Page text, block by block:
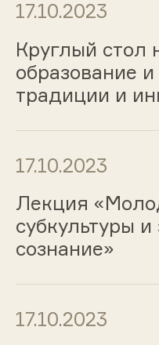
17.10.2023
Круглый стол
образование и
традиции и
17.10.2023
Лекция
субкультуры
сознание»
17.10.2023